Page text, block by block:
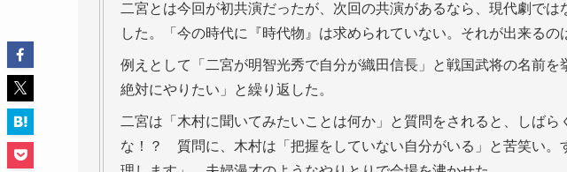
二宮とは今回が初共演だったが、次回の共演があるなら、現代劇で
した。「今の時代に『時代物』は求められていない。それが出来るの
例えとして「二宮が明智光秀で自分が織田信長」と戦国武将の名前を
絶対にやりたい」と繰り返した。
二宮は「木村に聞いてみたいことは何か」と質問をされると、しば
な！？ 質問に、木村は「把握をしていない自分がいる」と苦笑い。